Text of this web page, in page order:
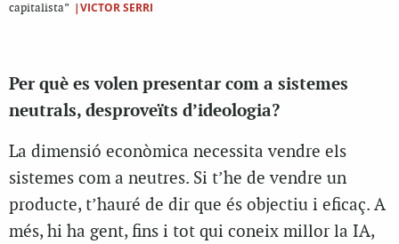
capitalista” |VICTOR SERRI
Per què es volen presentar com a sistemes
neutrals, desproveïts d’ideologia?
La dimensió econòmica necessita vendre els
sistemes com a neutres. Si t’he de vendre un
producte, t’hauré de dir que és objectiu i eficaç. A
més, hi ha gent, fins i tot qui coneix millor la IA,